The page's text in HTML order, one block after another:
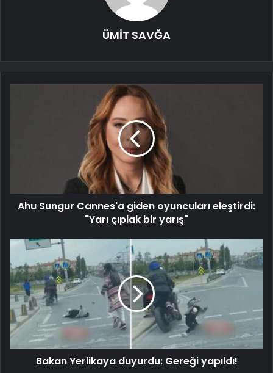
ÜMİT SAVĞA
Ahu Sungur Cannes'a giden oyuncuları eleştirdi:
"Yarı çıplak bir yarış"
Bakan Yerlikaya duyurdu: Gereği yapıldı!